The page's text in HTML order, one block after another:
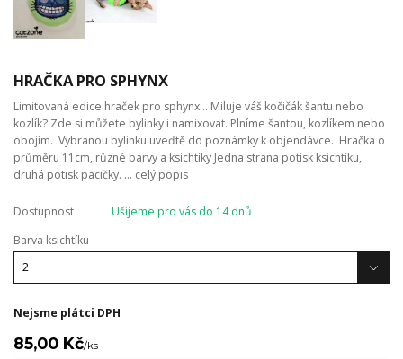
HRAČKA PRO SPHYNX
Limitovaná edice hraček pro sphynx... Miluje váš kočičák šantu nebo
kozlík? Zde si můžete bylinky i namixovat. Plníme šantou, kozlíkem nebo
obojím. Vybranou bylinku uveďtě do poznámky k objendávce. Hračka o
průměru 11cm, různé barvy a ksichtíky Jedna strana potisk ksichtíku,
druhá potisk pacičky. ... celý popis
Dostupnost
Ušijeme pro vás do 14 dnů
Barva ksichtíku
Nejsme plátci DPH
85,00 Kč/ks